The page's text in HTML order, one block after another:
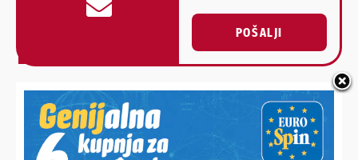
POŠALJI
Alternative:
NAJNOVIJE VIJESTI